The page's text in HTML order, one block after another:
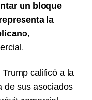
un bloque
la
,
calificó a la
de sus asociados